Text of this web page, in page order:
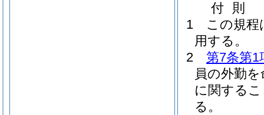
付 則
1
この規程
用する。
2
第7条第1
員の外勤
に関する
る。